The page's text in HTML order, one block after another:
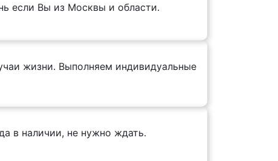
если Вы из Москвы и области.
жизни. Выполняем индивидуальные
в наличии, не нужно ждать.